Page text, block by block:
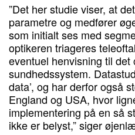
”Det her studie viser, at
parametre og medfører
som initialt ses med
optikeren triageres
eventuel henvisning til det
sundhedssystem.
data’, og har derfor også
England og USA, hvor
implementering på en så
ikke er belyst,” siger